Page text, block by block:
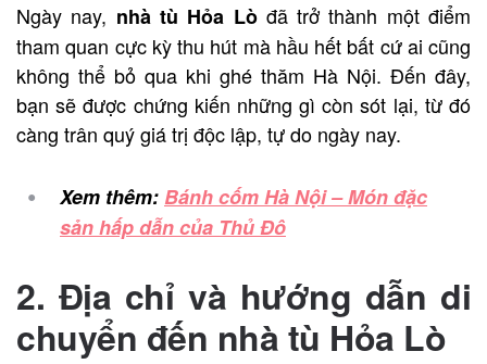
Ngày nay, nhà tù Hỏa Lò đã trở thành một điểm
tham quan cực kỳ thu hút mà hầu hết bất cứ ai cũng
không thể bỏ qua khi ghé thăm Hà Nội. Đến đây,
bạn sẽ được chứng kiến những gì còn sót lại, từ đó
càng trân quý giá trị độc lập, tự do ngày nay.
Xem thêm: Bánh cốm Hà Nội – Món đặc
sản hấp dẫn của Thủ Đô
2. Địa chỉ và hướng dẫn di
chuyển đến nhà tù Hỏa Lò